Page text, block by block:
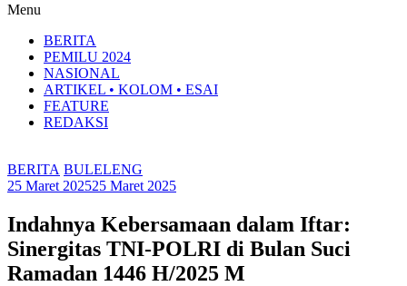
Menu
BERITA
PEMILU 2024
NASIONAL
ARTIKEL • KOLOM • ESAI
FEATURE
REDAKSI
BERITA BULELENG
25 Maret 202525 Maret 2025
Indahnya Kebersamaan dalam Iftar:
Sinergitas TNI-POLRI di Bulan Suci
Ramadan 1446 H/2025 M